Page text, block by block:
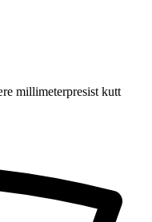
millimeterpresist kutt